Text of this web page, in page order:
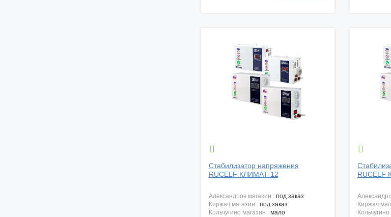

Стабилизатор напряжения
RUCELF КЛИМАТ-12
александров магазин : под заказ
киржач магазин : под заказ
кольчугино магазин : мало

RUCELF
киржач